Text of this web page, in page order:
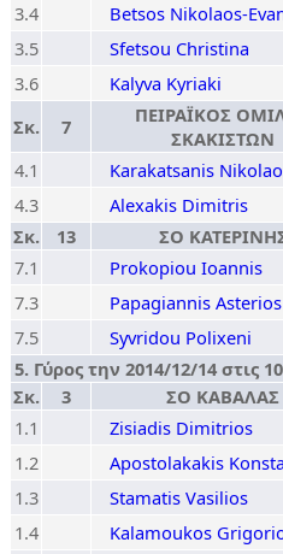
3.4
Betsos Nikolaos-
3.5
Sfetsou Christina
3.6
Kalyva Kyriaki
Σκ.
7
ΠΕΙΡΑΪΚΟΣ
ΣΚΑΚΙΣΤΩΝ
4.1
Karakatsanis
4.3
Alexakis Dimitris
Σκ.
13 ΣΟ
7.1
Prokopiou Ioannis
7.3
Papagiannis Asterios
7.5
Syvridou Polixeni
5. Γύρος την 2014/12/14 στις
Σκ.
3 ΣΟ ΚΑΒΑΛΑΣ
1.1
Zisiadis Dimitrios
1.2
Apostolakakis
1.3
Stamatis Vasilios
1.4
Kalamoukos